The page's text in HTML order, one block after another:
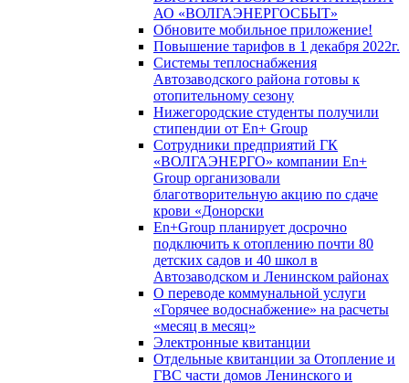
АО «ВОЛГАЭНЕРГОСБЫТ»
Обновите мобильное приложение!
Повышение тарифов в 1 декабря 2022г.
Системы теплоснабжения
Автозаводского района готовы к
отопительному сезону
Нижегородские студенты получили
стипендии от En+ Group
Сотрудники предприятий ГК
«ВОЛГАЭНЕРГО» компании En+
Group организовали
благотворительную акцию по сдаче
крови «Донорски
En+Group планирует досрочно
подключить к отоплению почти 80
детских садов и 40 школ в
Автозаводском и Ленинском районах
О переводе коммунальной услуги
«Горячее водоснабжение» на расчеты
«месяц в месяц»
Электронные квитанции
Отдельные квитанции за Отопление и
ГВС части домов Ленинского и